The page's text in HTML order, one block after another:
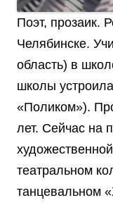
Поэт, прозаик.
Челябинске.
область) в
школы
«Поликом»).
лет. Сейчас на
театральном
танцевальном